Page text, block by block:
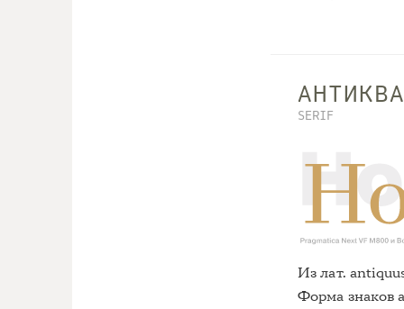
АНТИКВА
SERIF
Из лат.
Форма знаков